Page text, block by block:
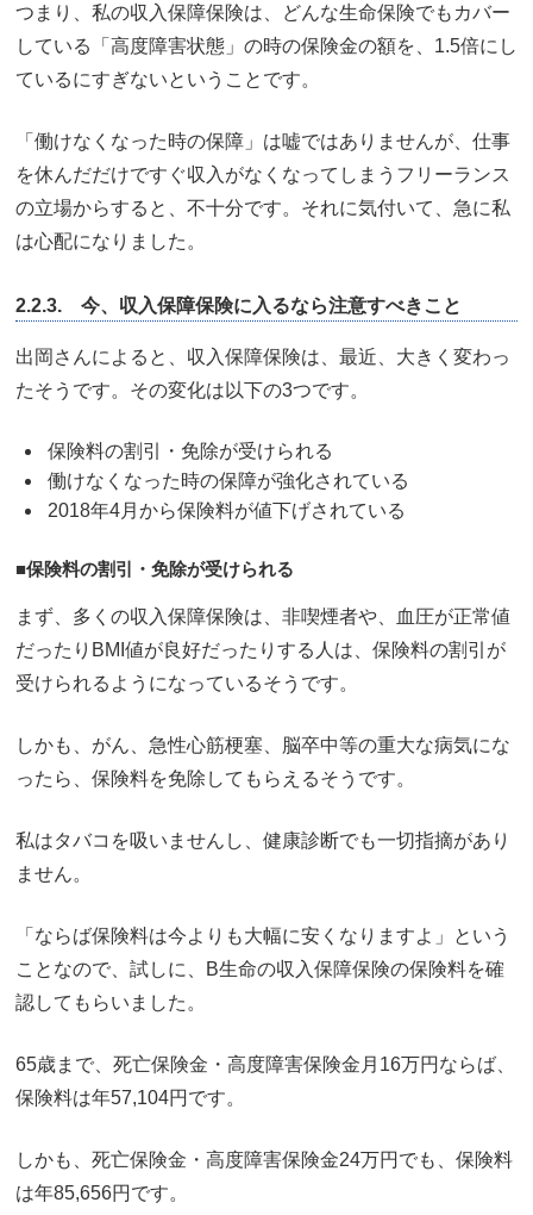
つまり、私の収入保障保険は、どんな生命保険でもカバー
している「高度障害状態」の時の保険金の額を、1.5倍にし
ているにすぎないということです。
「働けなくなった時の保障」は嘘ではありませんが、仕事
を休んだだけですぐ収入がなくなってしまうフリーランス
の立場からすると、不十分です。それに気付いて、急に私
は心配になりました。
2.2.3. 今、収入保障保険に入るなら注意すべきこと
出岡さんによると、収入保障保険は、最近、大きく変わっ
たそうです。その変化は以下の3つです。
保険料の割引・免除が受けられる
働けなくなった時の保障が強化されている
2018年4月から保険料が値下げされている
■保険料の割引・免除が受けられる
まず、多くの収入保障保険は、非喫煙者や、血圧が正常値
だったりBMI値が良好だったりする人は、保険料の割引が
受けられるようになっているそうです。
しかも、がん、急性心筋梗塞、脳卒中等の重大な病気にな
ったら、保険料を免除してもらえるそうです。
私はタバコを吸いませんし、健康診断でも一切指摘があり
ません。
「ならば保険料は今よりも大幅に安くなりますよ」という
ことなので、試しに、B生命の収入保障保険の保険料を確
認してもらいました。
65歳まで、死亡保険金・高度障害保険金月16万円ならば、
保険料は年57,104円です。
しかも、死亡保険金・高度障害保険金24万円でも、保険料
は年85,656円です。